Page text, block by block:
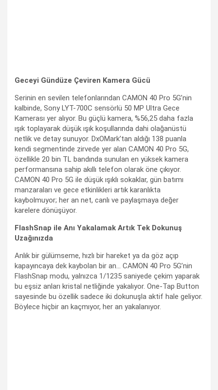
Geceyi Gündüze Çeviren Kamera Gücü
Serinin en sevilen telefonlarından CAMON 40 Pro 5G’nin
kalbinde, Sony LYT-700C sensörlü 50 MP Ultra Gece
Kamerası yer alıyor. Bu güçlü kamera, %56,25 daha fazla
ışık toplayarak düşük ışık koşullarında dahi olağanüstü
netlik ve detay sunuyor. DxOMark’tan aldığı 138 puanla
kendi segmentinde zirvede yer alan CAMON 40 Pro 5G,
özellikle 20 bin TL bandında sunulan en yüksek kamera
performansına sahip akıllı telefon olarak öne çıkıyor.
CAMON 40 Pro 5G ile düşük ışıklı sokaklar, gün batımı
manzaraları ve gece etkinlikleri artık karanlıkta
kaybolmuyor; her an net, canlı ve paylaşmaya değer
karelere dönüşüyor.
FlashSnap ile Anı Yakalamak Artık Tek Dokunuş
Uzağınızda
Anlık bir gülümseme, hızlı bir hareket ya da göz açıp
kapayıncaya dek kaybolan bir an… CAMON 40 Pro 5G’nin
FlashSnap modu, yalnızca 1/1235 saniyede çekim yaparak
bu eşsiz anları kristal netliğinde yakalıyor. One-Tap Button
sayesinde bu özellik sadece iki dokunuşla aktif hale geliyor.
Böylece hiçbir an kaçmıyor, her an yakalanıyor.